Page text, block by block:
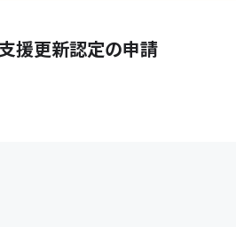
援更新認定の申請